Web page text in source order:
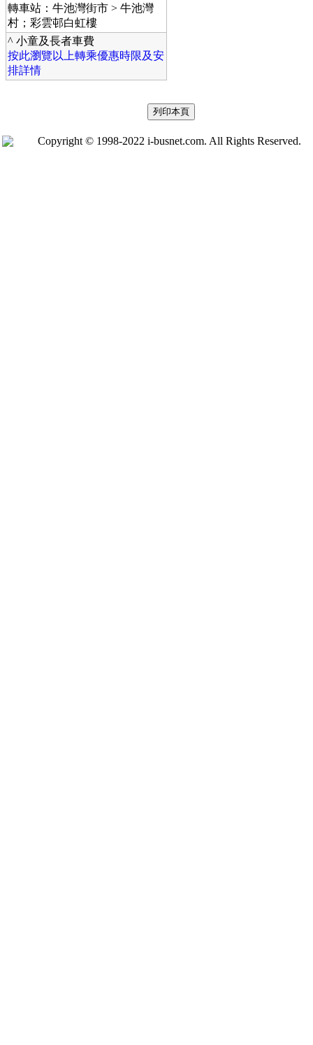
轉車站：牛池灣街市 > 牛池灣
村；彩雲邨白虹樓
^ 小童及長者車費
按此瀏覽以上轉乘優惠時限及安
排詳情
Copyright © 1998-2022 i-busnet.com. All Rights Reserved.